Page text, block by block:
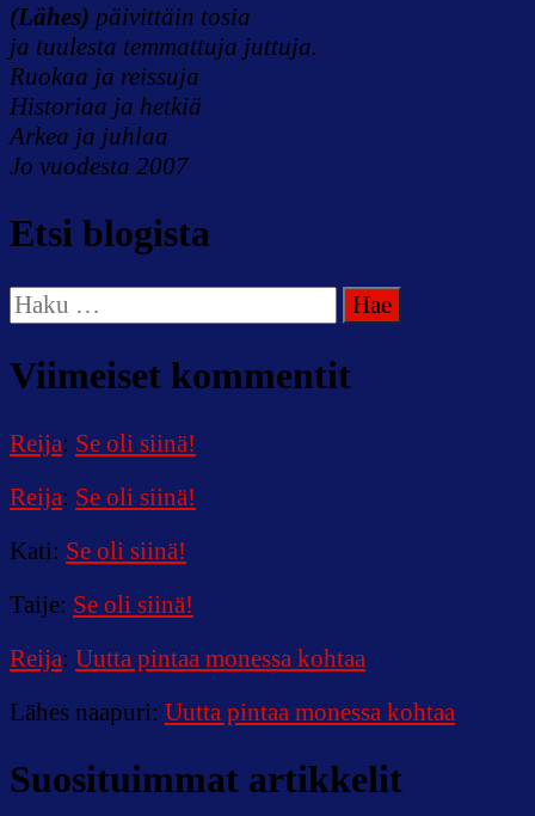
(Lähes) päivittäin tosia
ja tuulesta temmattuja juttuja.
Ruokaa ja reissuja
Historiaa ja hetkiä
Arkea ja juhlaa
Jo vuodesta 2007
Etsi blogista
Haku:
Viimeiset kommentit
Reija: Se oli siinä!
Reija: Se oli siinä!
Kati: Se oli siinä!
Taije: Se oli siinä!
Reija: Uutta pintaa monessa kohtaa
Lähes naapuri: Uutta pintaa monessa kohtaa
Suosituimmat artikkelit